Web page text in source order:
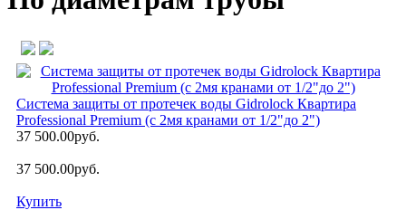
Система защиты от протечек воды Gidrolock Квартира
Professional Premium (c 2мя кранами от 1/2"до 2")
37 500.00руб.
37 500.00руб.
Купить